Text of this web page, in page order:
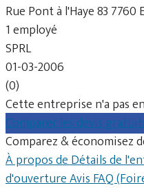
Rue Pont à l'Haye 83 7760
1 employé
SPRL
01-03-2006
(0)
Cette entreprise n'a pas
Comparer les devis
Comparez & économisez
À propos deDétails de
d'ouvertureAvisFAQ